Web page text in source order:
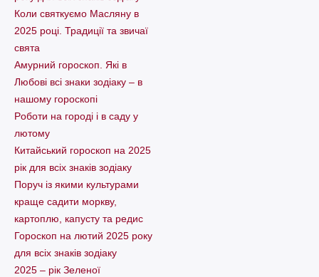
Коли святкуємо Масляну в
2025 році. Традиції та звичаї
свята
Амурний гороскоп. Які в
Любові всі знаки зодіаку – в
нашому гороскопі
Pоботи на городі і в саду у
лютому
Китайський гороскоп на 2025
рік для всіх знаків зодіаку
Поруч із якими культурами
краще садити моркву,
картоплю, капусту та редис
Гороскоп на лютий 2025 року
для всіх знаків зодіаку
2025 – рік Зеленої